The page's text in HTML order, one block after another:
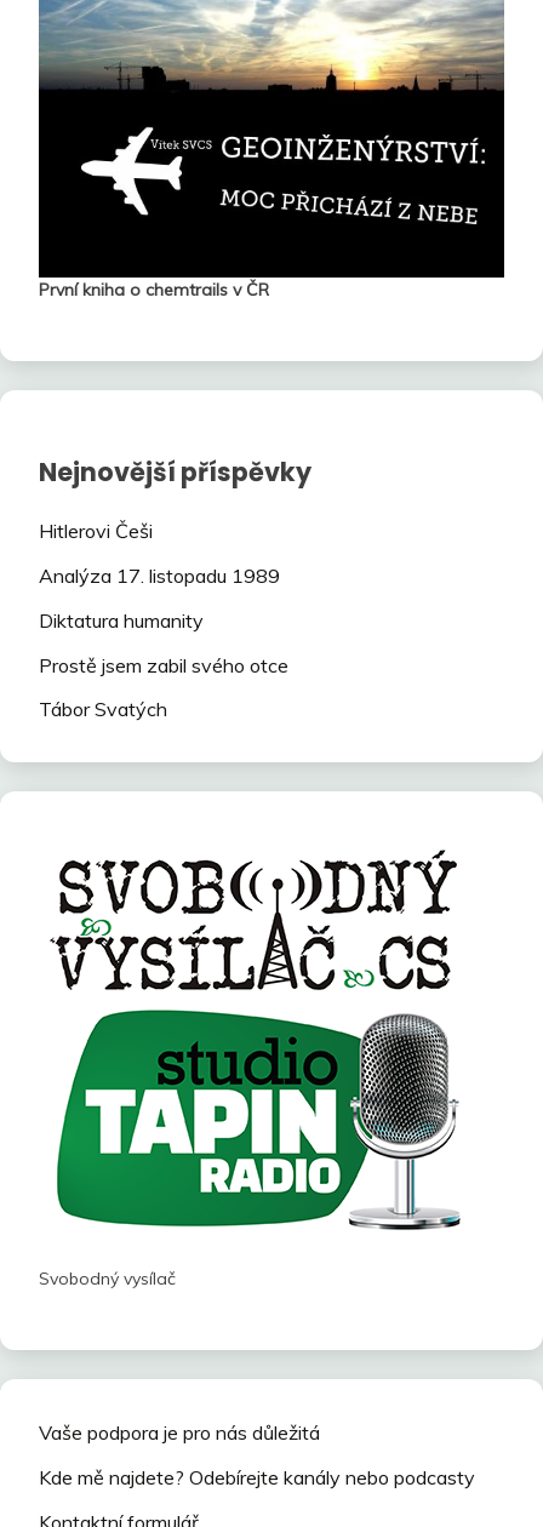
První kniha o chemtrails v ČR
Nejnovější příspěvky
Hitlerovi Češi
Analýza 17. listopadu 1989
Diktatura humanity
Prostě jsem zabil svého otce
Tábor Svatých
Svobodný vysílač
Vaše podpora je pro nás důležitá
Kde mě najdete? Odebírejte kanály nebo podcasty
Kontaktní formulář